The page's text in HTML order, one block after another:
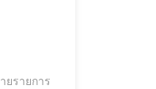
ยรายการ